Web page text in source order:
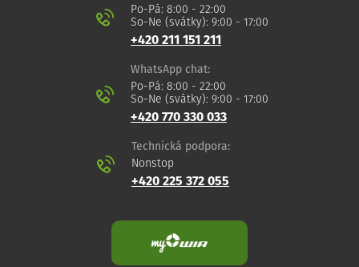
Po-Pá: 8:00 - 22:00
So-Ne (svátky): 9:00 - 17:00
+420 211 151 211
WhatsApp chat:
Po-Pá: 8:00 - 22:00
So-Ne (svátky): 9:00 - 17:00
+420 770 330 033
Technická podpora:
Nonstop
+420 225 372 055